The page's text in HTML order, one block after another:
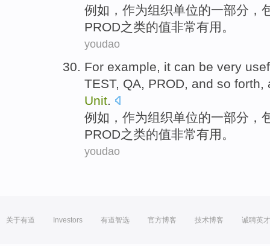
例如 ， 作为组织单位的一部分 ，
PROD之类的值非常有用 。
youdao
For example, it can be very
TEST, QA, PROD, and so forth,
Unit.
例如 ， 作为组织单位的一部分 ，
PROD之类的值非常有用 。
youdao
关于有道 Investors 有道智选 官方博客 技术博客 诚聘英才